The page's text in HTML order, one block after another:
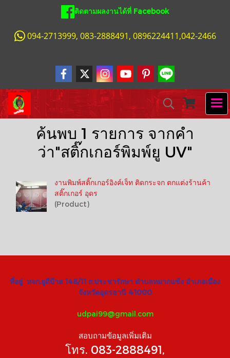
ติดตามผลงานได้ที่ Facebook
094-2713999, 083-2888491, 0896224411,042-2466
ค้นพบ 1 รายการ จากคำ
ว่า"สติ๊กเกอร์พิมพ์ยู UV"
งานพิมพ์สติ๊กเกอร์อิงค์เจ็ท ติดกระจก ตกแต่งร้านค้า
สติ๊กเกอร์ อุดร
(Product)
ที่อยู่ หจก.ยูดีป้าย 148/11 ถ.ประชารักษา ตำบลหมากแข้ง อำเภอเมือง
จังหวัดอุดรธานี 41000
udpai99@gmail.com
สอบถามข้อมูลเพิ่มเติม
โทร. 083-2888491,